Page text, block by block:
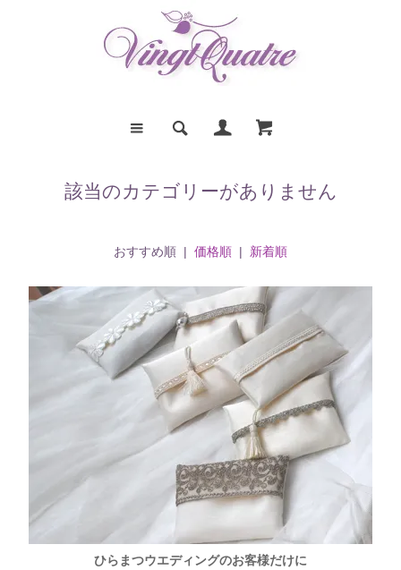
該当のカテゴリーがありません
おすすめ順 | 価格順 | 新着順
ひらまつウエディングのお客様だけに